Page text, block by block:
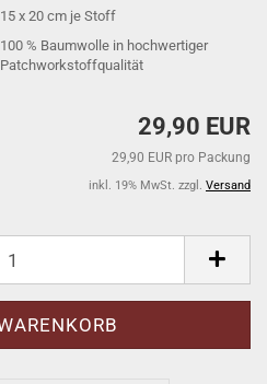
15 x 20 cm je Stoff
100 % Baumwolle in hochwertiger
Patchworkstoffqualität
29,90 EUR
29,90 EUR pro Packung
inkl. 19% MwSt. zzgl. Versand